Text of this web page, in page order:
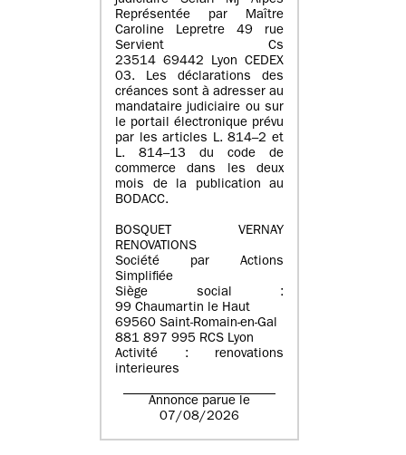
Représentée par Maître
Caroline Lepretre 49 rue
Servient Cs
23514 69442 Lyon CEDEX
03. Les déclarations des
créances sont à adresser au
mandataire judiciaire ou sur
le portail électronique prévu
par les articles L. 814–2 et
L. 814–13 du code de
commerce dans les deux
mois de la publication au
BODACC.
BOSQUET VERNAY
RENOVATIONS
Société par Actions
Simplifiée
Siège social :
99 Chaumartin le Haut
69560 Saint-Romain-en-Gal
881 897 995 RCS Lyon
Activité : renovations
interieures
Annonce parue le
07/08/2026